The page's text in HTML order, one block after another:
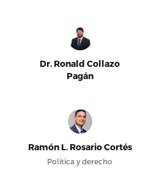
Dr. Ronald Collazo
Pagán
Ramón L. Rosario Cortés
Política y derecho